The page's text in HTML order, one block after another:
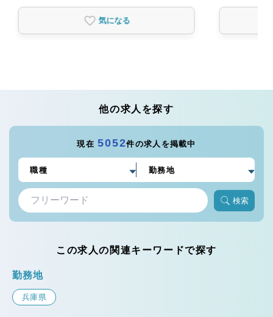
気になる
他の求人を探す
現在5052件の求人を掲載中
検索
この求人の関連キーワードで探す
勤務地
兵庫県